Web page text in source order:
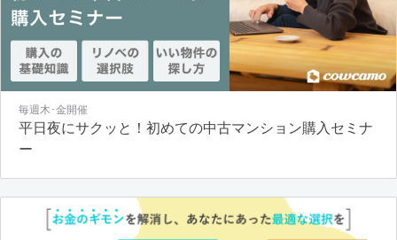
毎週木･金開催
平日夜にサクッと！初めての中古マンション購入セミナ
ー